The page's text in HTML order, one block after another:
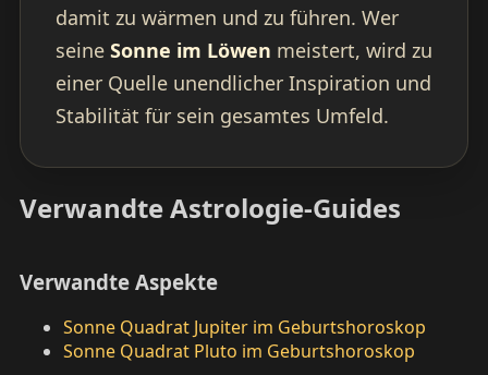
damit zu wärmen und zu führen. Wer
seine Sonne im Löwen meistert, wird zu
einer Quelle unendlicher Inspiration und
Stabilität für sein gesamtes Umfeld.
Verwandte Astrologie-Guides
Verwandte Aspekte
Sonne Quadrat Jupiter im Geburtshoroskop
Sonne Quadrat Pluto im Geburtshoroskop